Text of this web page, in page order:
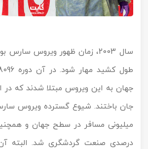
درصدی صنعت گردشگری شد. البته